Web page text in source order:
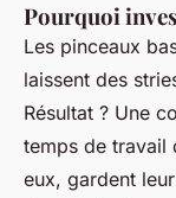
Pourquoi
Les pinceaux
laissent des
Résultat ? Une
temps de travail
eux, gardent